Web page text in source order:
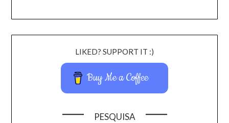
LIKED? SUPPORT IT :)
Buy Me a Coffee
PESQUISA